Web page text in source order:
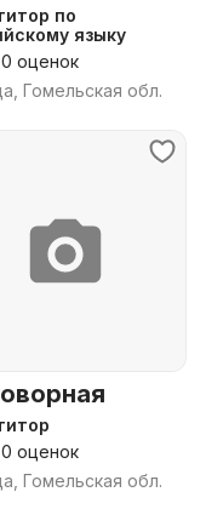
по
языку
0 оценок
Гомельская обл.
0 оценок
Гомельская обл.